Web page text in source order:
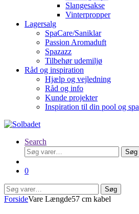
Slangesakse
Vinterpropper
Lagersalg
SpaCare/Saniklar
Passion Aromaduft
Spazazz
Tilbehør udemiljø
Råd og inspiration
Hjælp og vejledning
Råd og info
Kunde projekter
Inspiration til din pool og spa
Search
Søg
efter:
Søg
0
Søg
efter:
Søg
ForsideVare Længde57 cm kabel